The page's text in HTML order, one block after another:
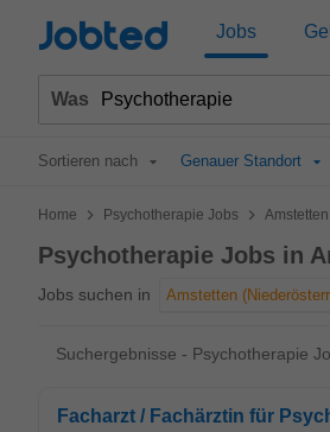
Jobted Jobs
Was
Sortieren nach Genauer Standort
Home > Psychotherapie Jobs > Amstetten
Psychotherapie Jobs in
Jobs suchen in Amstetten
Suchergebnisse - Psychotherapie
Facharzt / Fachärztin für